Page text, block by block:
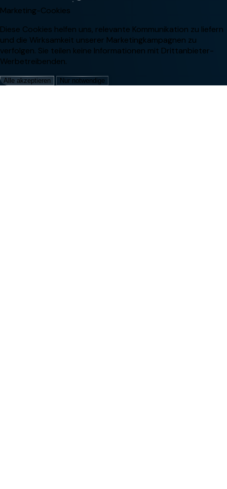
Marketing-Cookies
Diese Cookies helfen uns, relevante Kommunikation zu liefern
und die Wirksamkeit unserer Marketingkampagnen zu
verfolgen. Sie teilen keine Informationen mit Drittanbieter-
Werbetreibenden.
Alle akzeptieren Nur notwendige